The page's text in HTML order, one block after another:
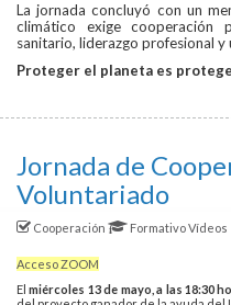
La jornada concluyó con un
climático exige cooperación
sanitario, liderazgo profesional y
Proteger el planeta es
Jornada de
Voluntariado
Cooperación FormativoVídeos
Acceso ZOOM
Elmiércoles 13 de mayo, a las 18:30